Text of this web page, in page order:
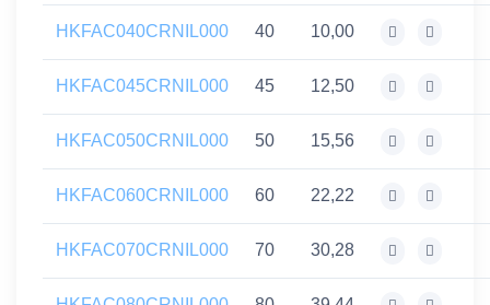
HKFAC040CRNIL000 40 10,00
HKFAC045CRNIL000 45 12,50
HKFAC050CRNIL000 50 15,56
HKFAC060CRNIL000 60 22,22
HKFAC070CRNIL000 70 30,28